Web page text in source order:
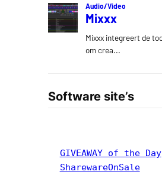
Software site’s
GIVEAWAY of the Day
SharewareOnSale